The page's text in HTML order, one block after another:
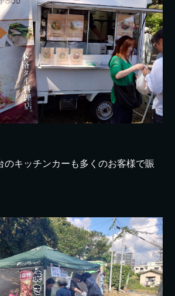
のキッチンカーも多くのお客様で賑